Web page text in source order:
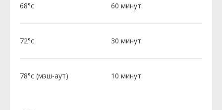
68°c 60 минут
72°c 30 минут
78°c (мэш-аут) 10 минут